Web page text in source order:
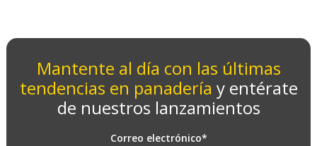
Mantente al día con las últimas
tendencias en panadería y entérate
de nuestros lanzamientos
Correo electrónico*